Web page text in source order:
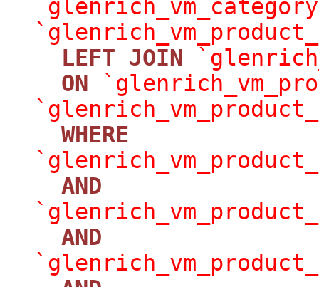
LEFT JOIN
ON
WHERE
AND
AND